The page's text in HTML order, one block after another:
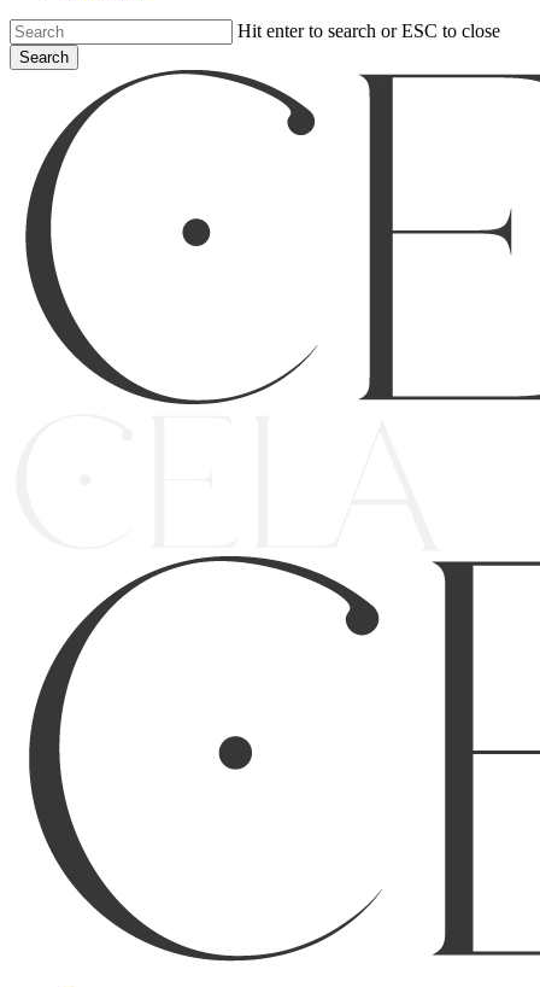
Skip
to
main
Hit enter to search or ESC to close
Search